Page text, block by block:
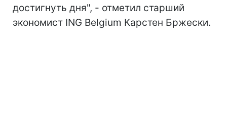
достигнуть дня", - отметил старший
экономист ING Belgium Карстен Бржески.